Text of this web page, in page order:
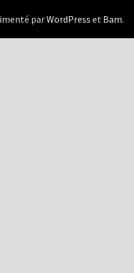
parWordPress et Bam.